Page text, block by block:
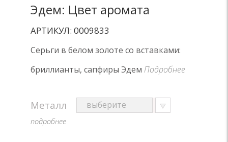
Эдем: Цвет аромата
АРТИКУЛ: 0009833
Серьги в белом золоте со вставками:
бриллианты, сапфиры Эдем Подробнее
Металл
подробнее